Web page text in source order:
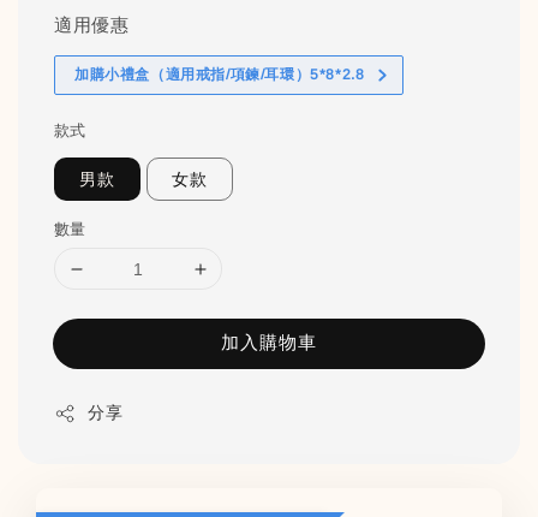
適用優惠
加購小禮盒（適用戒指/項鍊/耳環）5*8*2.8
款式
男款 女款
數量
加入購物車
分享